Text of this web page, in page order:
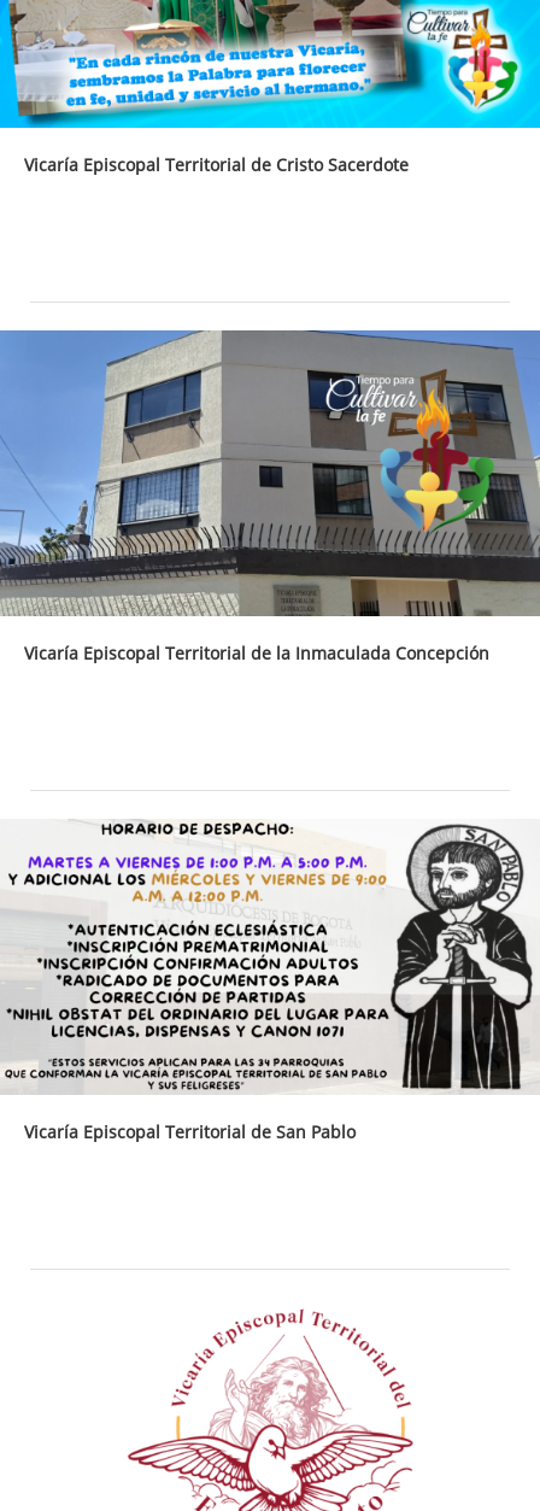
Vicaría Episcopal Territorial de Cristo Sacerdote
Vicaría Episcopal Territorial de la Inmaculada Concepción
Vicaría Episcopal Territorial de San Pablo